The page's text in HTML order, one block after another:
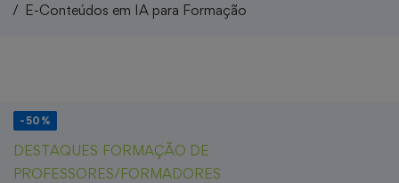
E-Conteúdos em IA para Formação
-50%
DESTAQUES FORMAÇÃO DE
PROFESSORES/FORMADORES